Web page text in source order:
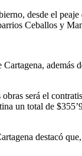
desde el
Ceballos y
además
será el
un total de
destacó